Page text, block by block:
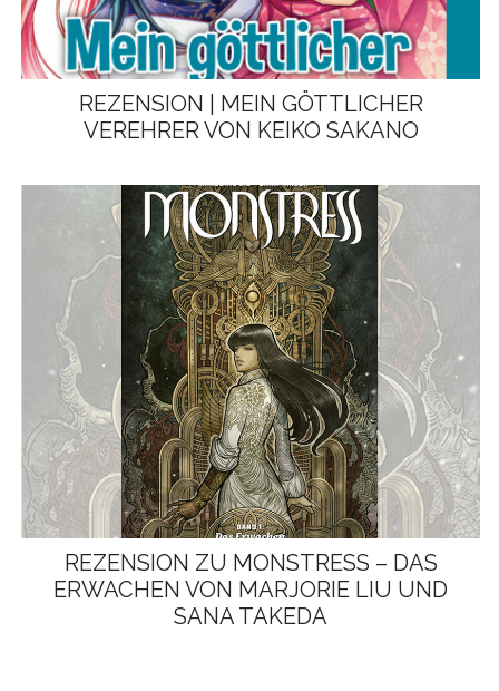
REZENSION | MEIN GÖTTLICHER
VEREHRER VON KEIKO SAKANO
REZENSION ZU MONSTRESS – DAS
ERWACHEN VON MARJORIE LIU UND
SANA TAKEDA